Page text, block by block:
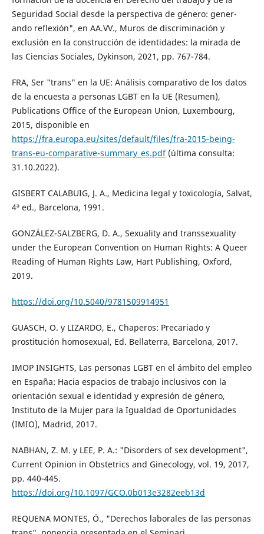
Seguridad Social desde la perspectiva de género: gener-
ando reflexión", en AA.VV., Muros de discriminación y
exclusión en la construcción de identidades: la mirada de
las Ciencias Sociales, Dykinson, 2021, pp. 767-784.
FRA, Ser "trans" en la UE: Análisis comparativo de los datos
de la encuesta a personas LGBT en la UE (Resumen),
Publications Office of the European Union, Luxembourg,
2015, disponible en
https://fra.europa.eu/sites/default/files/fra-2015-being-
trans-eu-comparative-summary_es.pdf(última consulta:
31.10.2022).
GISBERT CALABUIG, J. A., Medicina legal y toxicología, Salvat,
4ª ed., Barcelona, 1991.
GONZÁLEZ-SALZBERG, D. A., Sexuality and transsexuality
under the European Convention on Human Rights: A Queer
Reading of Human Rights Law, Hart Publishing, Oxford,
2019.
https://doi.org/10.5040/9781509914951
GUASCH, O. y LIZARDO, E., Chaperos: Precariado y
prostitución homosexual, Ed. Bellaterra, Barcelona, 2017.
IMOP INSIGHTS, Las personas LGBT en el ámbito del empleo
en España: Hacia espacios de trabajo inclusivos con la
orientación sexual e identidad y expresión de género,
Instituto de la Mujer para la Igualdad de Oportunidades
(IMIO), Madrid, 2017.
NABHAN, Z. M. y LEE, P. A.: "Disorders of sex development",
Current Opinion in Obstetrics and Ginecology, vol. 19, 2017,
pp. 440-445.
https://doi.org/10.1097/GCO.0b013e3282eeb13d
REQUENA MONTES, Ó., "Derechos laborales de las personas